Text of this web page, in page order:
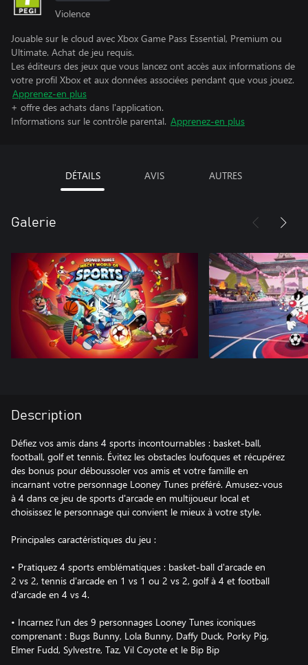
Violence
Jouable sur le cloud avec Xbox Game Pass Essential, Premium ou
Ultimate. Achat de jeu requis.
Les éditeurs des jeux que vous lancez ont accès aux informations de
votre profil Xbox et aux données associées pendant que vous jouez.
Apprenez-en plus
+ offre des achats dans l'application.
Informations sur le contrôle parental. Apprenez-en plus
DÉTAILS AVIS AUTRES
Galerie
Description
Défiez vos amis dans 4 sports incontournables : basket-ball,
football, golf et tennis. Évitez les obstacles loufoques et récupérez
des bonus pour déboussoler vos amis et votre famille en
incarnant votre personnage Looney Tunes préféré. Amusez-vous
à 4 dans ce jeu de sports d'arcade en multijoueur local et
choisissez le personnage qui convient le mieux à votre style.
Principales caractéristiques du jeu :
• Pratiquez 4 sports emblématiques : basket-ball d'arcade en
2 vs 2, tennis d'arcade en 1 vs 1 ou 2 vs 2, golf à 4 et football
d'arcade en 4 vs 4.
• Incarnez l'un des 9 personnages Looney Tunes iconiques
comprenant : Bugs Bunny, Lola Bunny, Daffy Duck, Porky Pig,
Elmer Fudd, Sylvestre, Taz, Vil Coyote et le Bip Bip